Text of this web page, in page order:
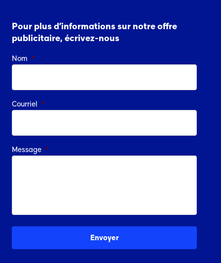
Pour plus d’informations sur notre offre
publicitaire, écrivez-nous
Nom *
Courriel *
Message *